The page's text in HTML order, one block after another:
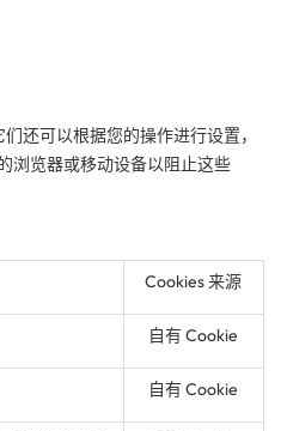
还可以根据您的操作进行设置，
浏览器或移动设备以阻止这些
Cookies 来源
自有 Cookie
自有 Cookie